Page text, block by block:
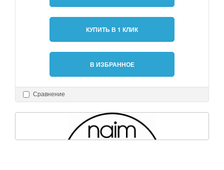
КУПИТЬ В 1 КЛИК
В ИЗБРАННОЕ
Сравнение